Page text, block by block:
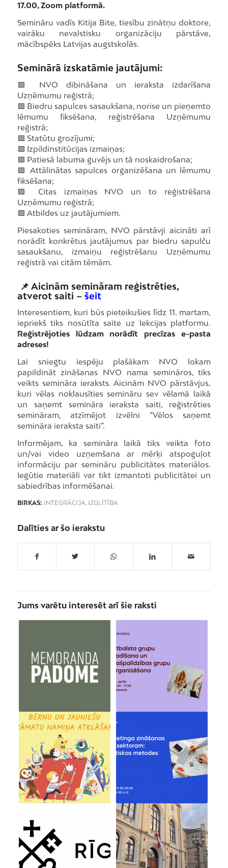
17.00, Zoom platformā.
Semināru vadīs Kitija Bite, tiesību zinātņu doktore,
vairāku nevalstisku organizāciju pārstāve,
mācībspēks Latvijas augstskolās.
Seminārā izskatāmie jautājumi:
🟪 NVO dibināšana un ieraksta izdarīšana
Uzņēmumu reģistrā;
🟪 Biedru sapulces sasaukšana, norise un pieņemto
lēmumu fiksēšana, reģistrēšana Uzņēmumu
reģistrā;
🟪 Statūtu grozījumi;
🟪 Izpildinstitūcijas izmaiņas;
🟪 Patiesā labuma guvējs un tā noskaidrošana;
🟪 Attālinātas sapulces organizēšana un lēmumu
fiksēšana;
🟪 Citas izmaiņas NVO un to reģistrēšana
Uzņēmumu reģistrā;
🟪 Atbildes uz jautājumiem.
Piesakoties semināram, NVO pārstāvji aicināti arī
norādīt konkrētus jautājumus par biedru sapulču
sasaukšanu, izmaiņu reģistrēšanu Uzņēmumu
reģistrā vai citām tēmām.
📌 Aicinām semināram reģistrēties,
atverot saiti – šeit
Interesentiem, kuri būs pieteikušies līdz 11. martam,
iepriekš tiks nosūtīta saite uz lekcijas platformu.
Reģistrējoties lūdzam norādīt precīzas e-pasta
adreses!
Lai sniegtu iespēju plašākam NVO lokam
papildināt zināšanas NVO nama semināros, tiks
veikts semināra ieraksts. Aicinām NVO pārstāvjus,
kuri vēlas noklausīties semināru sev vēlamā laikā
un saņemt semināra ieraksta saiti, reģistrēties
semināram, atzīmējot izvēlni “Vēlos saņemt
semināra ieraksta saiti”.
Informējam, ka semināra laikā tiks veikta foto
un/vai video uzņemšana ar mērķi atspoguļot
informāciju par semināru publicitātes materiālos.
Iegūtie materiāli var tikt izmantoti publicitātei un
sabiedrības informēšanai.
BIRKAS: INTEGRĀCIJA, IZGLĪTĪBA
Dalīties ar šo ierakstu
Jums varētu interesēt arī šie raksti